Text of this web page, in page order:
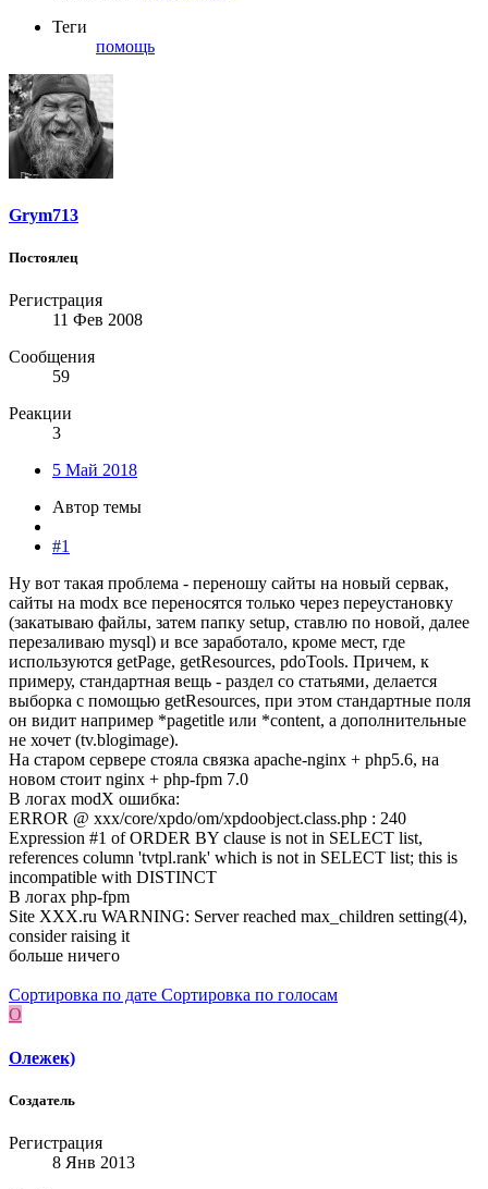
Теги
помощь
Grym713
Постоялец
Регистрация
11 Фев 2008
Сообщения
59
Реакции
3
5 Май 2018
Автор темы
#1
Ну вот такая проблема - переношу сайты на новый сервак,
сайты на modx все переносятся только через переустановку
(закатываю файлы, затем папку setup, ставлю по новой, далее
перезаливаю mysql) и все заработало, кроме мест, где
используются getPage, getResources, pdoTools. Причем, к
примеру, стандартная вещь - раздел со статьями, делается
выборка с помощью getResources, при этом стандартные поля
он видит например *pagetitle или *content, а дополнительные
не хочет (tv.blogimage).
На старом сервере стояла связка apache-nginx + php5.6, на
новом стоит nginx + php-fpm 7.0
В логах modX ошибка:
ERROR @ ххх/core/xpdo/om/xpdoobject.class.php : 240
Expression #1 of ORDER BY clause is not in SELECT list,
references column 'tvtpl.rank' which is not in SELECT list; this is
incompatible with DISTINCT
В логах php-fpm
Site XXX.ru WARNING: Server reached max_children setting(4),
consider raising it
больше ничего
Сортировка по дате Сортировка по голосам
О
Олежек)
Создатель
Регистрация
8 Янв 2013